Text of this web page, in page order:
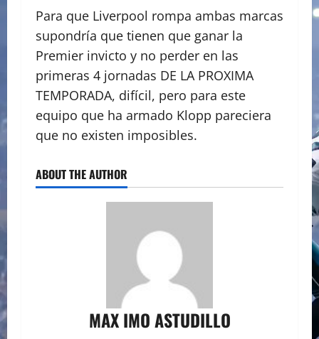
Para que Liverpool rompa ambas marcas
supondría que tienen que ganar la
Premier invicto y no perder en las
primeras 4 jornadas DE LA PROXIMA
TEMPORADA, difícil, pero para este
equipo que ha armado Klopp pareciera
que no existen imposibles.
ABOUT THE AUTHOR
MAX IMO ASTUDILLO